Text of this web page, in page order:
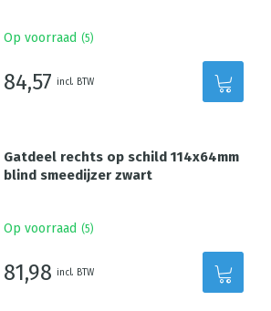
Op voorraad (5)
84,57 incl. BTW
Gatdeel rechts op schild 114x64mm
blind smeedijzer zwart
Op voorraad (5)
81,98 incl. BTW